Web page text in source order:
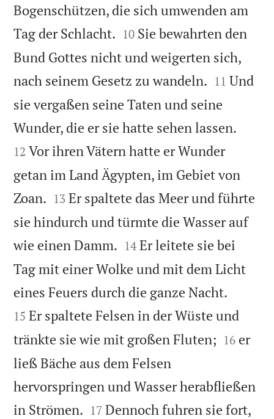
Bogenschützen, die sich umwenden am
Tag der Schlacht. 

10 Sie bewahrten den
Bund Gottes nicht und weigerten sich,
nach seinem Gesetz zu wandeln. 

11 Und
sie vergaßen seine Taten und seine
Wunder, die er sie hatte sehen lassen.
12 Vor ihren Vätern hatte er Wunder
getan im Land Ägypten, im Gebiet von
Zoan. 

13 Er spaltete das Meer und führte
sie hindurch und türmte die Wasser auf
wie einen Damm. 

14 Er leitete sie bei
Tag mit einer Wolke und mit dem Licht
eines Feuers durch die ganze Nacht.
15 Er spaltete Felsen in der Wüste und
tränkte sie wie mit großen Fluten; 

16 er
ließ Bäche aus dem Felsen
hervorspringen und Wasser herabfließen
in Strömen. 

17 Dennoch fuhren sie fort,